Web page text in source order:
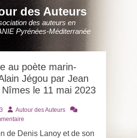
des Auteurs
des auteurs en
Pyrénées-Méditerranée
au poète marin-
Jégou par Jean
le 11 mai 2023
AuteurAutour des Auteurs
de Denis Lanoy et de son